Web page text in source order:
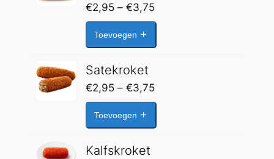
€2,95 – €3,75Prijsklasse:
€2,95
Toevoegen
Satekroket
€2,95 – €3,75Prijsklasse:
€2,95
Toevoegen
Kalfskroket